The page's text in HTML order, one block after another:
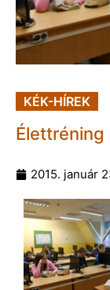
KÉK-HÍREK
Élettréning
2015. január